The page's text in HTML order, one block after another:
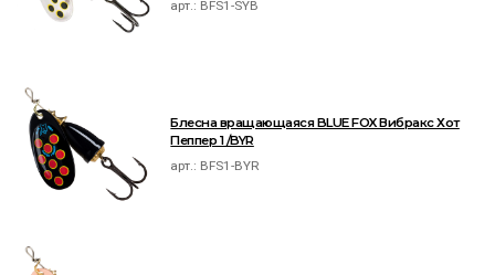
арт.: BFS1-SYB
Блесна вращающаяся BLUE FOX Вибракс Хот
Пеппер 1 /BYR
арт.: BFS1-BYR